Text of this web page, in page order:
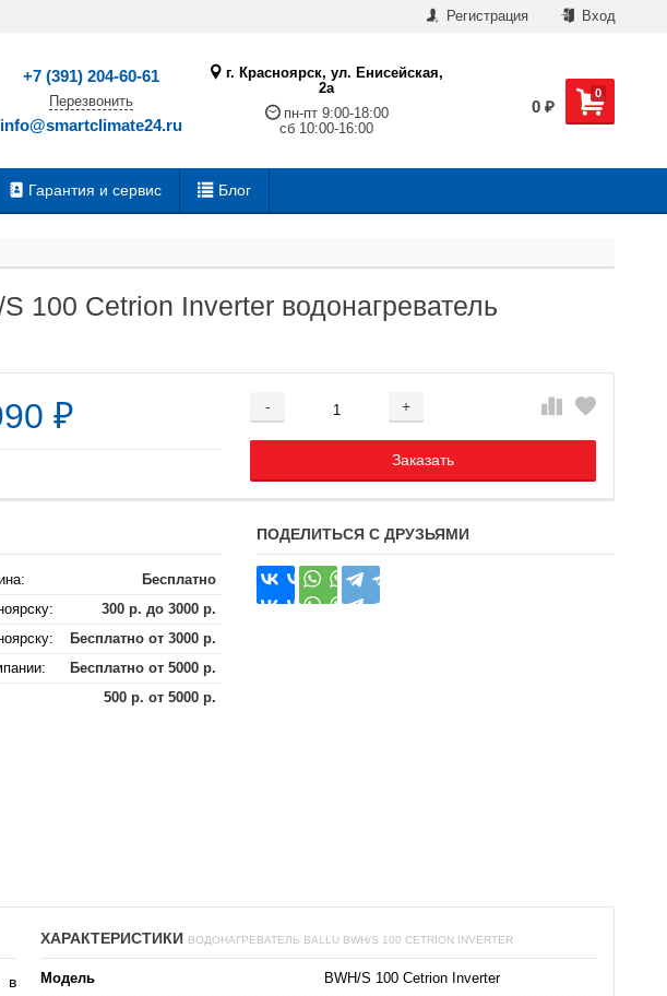
Регистрация Вход
+7 (391) 204-60-61
Перезвонить
info@smartclimate24.ru
г. Красноярск, ул. Енисейская,
2а
пн-пт 9:00-18:00
сб 10:00-16:00
0
0 ₽
Гарантия и сервис Блог
100 Cetrion Inverter водонагреватель
- +
Добавляется...
Заказать
Добавлен
₽
Бесплатно
300 р. до 3000 р.
Бесплатно от 3000 р.
Бесплатно от 5000 р.
500 р. от 5000 р.
ПОДЕЛИТЬСЯ С ДРУЗЬЯМИ
ХАРАКТЕРИСТИКИ ВОДОНАГРЕВАТЕЛЬ BALLU BWH/S 100 CETRION INVERTER
Модель BWH/S 100 Cetrion Inverter
в